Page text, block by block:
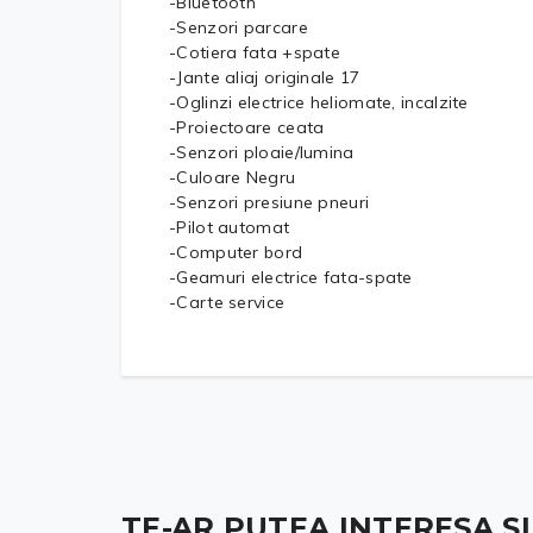
-Senzori parcare
-Cotiera fata +spate
-Jante aliaj originale 17
-Oglinzi electrice heliomate, incalzite
-Proiectoare ceata
-Senzori ploaie/lumina
-Culoare Negru
-Senzori presiune pneuri
-Pilot automat
-Computer bord
-Geamuri electrice fata-spate
-Carte service